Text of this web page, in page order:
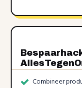
Combineer